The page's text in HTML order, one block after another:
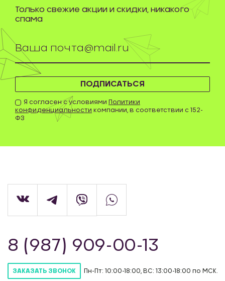
ПОДПИСАТЬСЯ
Я согласен с условиями Политики
конфиденциальности компании, в соответствии с 152-
ФЗ
Только свежие акции и скидки, никакого
спама
8 (987) 909-00-13
ЗАКАЗАТЬ ЗВОНОК Пн-Пт: 10:00-18:00, ВС: 13:00-18:00 по МСК.